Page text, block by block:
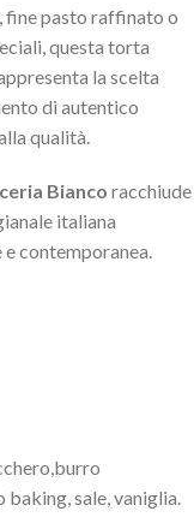
fine pasto raffinato o
questa torta
la scelta
di autentico
qualità.
Bianco racchiude
italiana
contemporanea.
sale, vaniglia.